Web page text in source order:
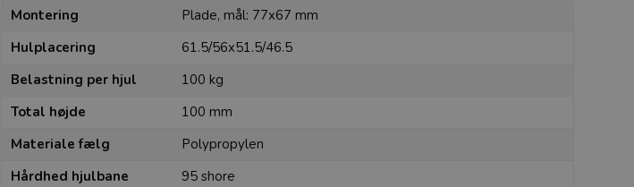
Montering
Plade, mål: 77x67 mm
Hulplacering
61.5/56x51.5/46.5
Belastning per hjul
100 kg
Total højde
100 mm
Materiale fælg
Polypropylen
Hårdhed hjulbane
95 shore